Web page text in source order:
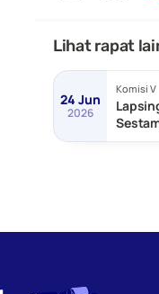
Lihat rapat
24 Jun
2026
Komisi V